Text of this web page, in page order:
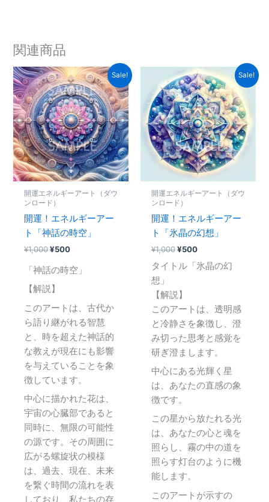
関連商品
Sale!
開運エネルギーアート（ダウ
ンロード）
開運！エネルギーアー
ト「神話の時空」
¥1,000
元
の
価
格
は
¥1,000
で
し
た。
¥500
現
在
の
価
格
は
¥500
で
す。
「神話の時空」
【解説】
このアートは、古代か
ら語り継がれる智慧
と、時を超えた神話的
な教えが現在にも影響
を与えていることを象
徴しています。
中心に描かれた花は、
宇宙の心臓部であると
同時に、無限の可能性
の源です。その周囲に
広がる螺旋状の模様
は、過去、現在、未来
を繋ぐ時間の流れを表
しており、私たちの存
Sale!
開運エネルギーアート（ダウ
ンロード）
開運！エネルギーアー
ト「氷晶の幻想」
¥1,000
の
価
格
は
¥1,000
で
し
た。
¥500
現
在
の
価
格
は
¥500
で
す。
タイトル「氷晶の幻
想」
【解説】
このアートは、透明感
と冷静さを象徴し、澄
み切った思考と感覚を
研ぎ澄まします。
中心にある光輝く星
は、あなたの直感の象
徴です。
この星から放たれる光
は、あなたの心と魂を
照らし、霧の中の道を
照らす灯台のように機
能します。
このアートが示すの